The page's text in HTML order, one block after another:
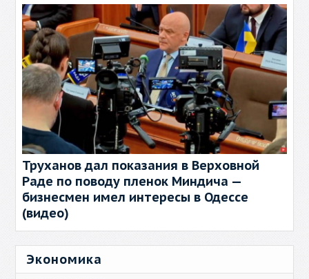
Труханов дал показания в Верховной
Раде по поводу пленок Миндича —
бизнесмен имел интересы в Одессе
(видео)
Экономика